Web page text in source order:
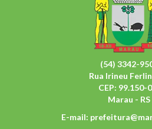
(54) 3342-
Rua Irineu
CEP: 99.150-
Marau - RS
E-mail: